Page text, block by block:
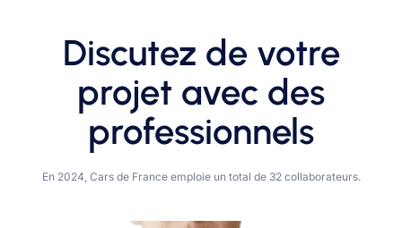
Discutez de votre
projet avec des
professionnels
En 2024, Cars de France emploie un total de 32 collaborateurs.